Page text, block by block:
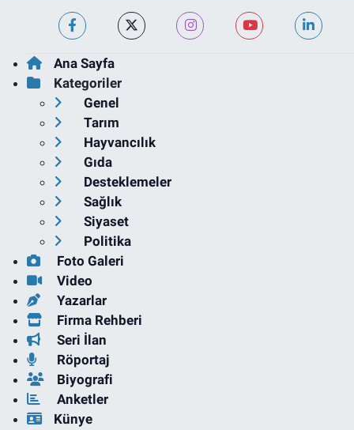
Ana Sayfa
Kategoriler
Genel
Tarım
Hayvancılık
Gıda
Desteklemeler
Sağlık
Siyaset
Politika
Foto Galeri
Video
Yazarlar
Firma Rehberi
Seri İlan
Röportaj
Biyografi
Anketler
Künye